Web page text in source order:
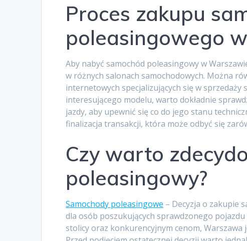
Proces zakupu
poleasingowego
Aby nabyć samochód poleasingowy w
w różnych salonach samochodowych. Można
internetowych specjalizujących się w
interesującego modelu, warto dokładnie
jazdy, aby upewnić się co do jego stanu
finalizacja transakcji, która może odbyć się
Czy warto
poleasingowy?
Samochody poleasingowe – Decyzja o zakupie
dla osób poszukujących sprawdzonego
stolicy oraz konkurencyjnym cenom,